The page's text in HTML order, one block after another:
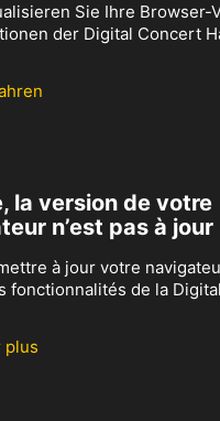
Sie Ihre Browser-
der Digital Concert
la version de votre
n’est pas à jour
à jour votre
fonctionnalités de la
plus